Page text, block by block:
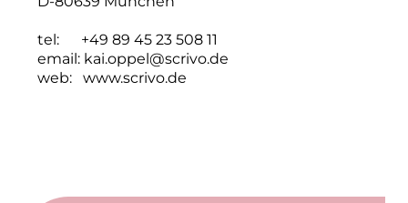
Neuhausen Neudenken
tel: +49 89 45 23 508 11
email: kai.oppel@scrivo.de
web: www.scrivo.de